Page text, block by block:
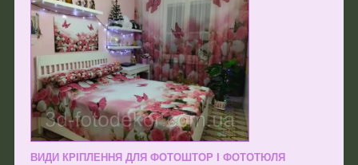
ВИДИ КРІПЛЕННЯ ДЛЯ ФОТОШТОР І ФОТОТЮЛЯ